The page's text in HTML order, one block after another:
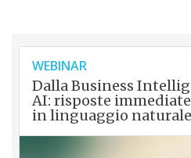
WEBINAR
Dalla Business
AI: risposte
in linguaggio naturale